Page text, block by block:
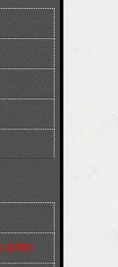
आतंक!